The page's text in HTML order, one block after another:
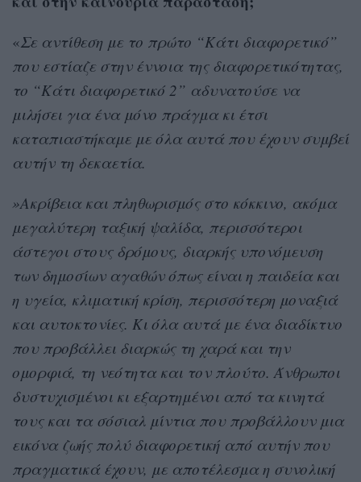
«Σε αντίθεση με το πρώτο “Κάτι διαφορετικό”
που εστίαζε στην έννοια της διαφορετικότητας,
το “Κάτι διαφορετικό 2” αδυνατούσε να
μιλήσει για ένα μόνο πράγμα κι έτσι
καταπιαστήκαμε με όλα αυτά που έχουν συμβεί
αυτήν τη δεκαετία.
»Ακρίβεια και πληθωρισμός στο κόκκινο, ακόμα
μεγαλύτερη ταξική ψαλίδα, περισσότεροι
άστεγοι στους δρόμους, διαρκής υπονόμευση
των δημοσίων αγαθών όπως είναι η παιδεία και
η υγεία, κλιματική κρίση, περισσότερη μοναξιά
και αυτοκτονίες. Κι όλα αυτά με ένα διαδίκτυο
που προβάλλει διαρκώς τη χαρά και την
ομορφιά, τη νεότητα και τον πλούτο. Άνθρωποι
δυστυχισμένοι κι εξαρτημένοι από τα κινητά
τους και τα σόσιαλ μίντια που προβάλλουν μια
εικόνα ζωής πολύ διαφορετική από αυτήν που
πραγματικά έχουν, με αποτέλεσμα η συνολική